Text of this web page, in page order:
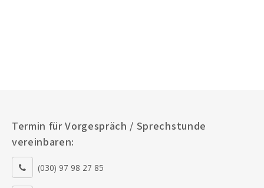
Termin für Vorgespräch / Sprechstunde
vereinbaren:
(030) 97 98 27 85